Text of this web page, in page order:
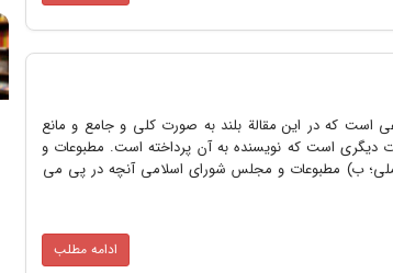
است که در این مقالة بلند به صورت کلی و جامع و مانع
است که نویسنده به آن پرداخته است. مطبوعات و
ب) مطبوعات و مجلس شورای اسلامی آنچه در پی می
ادامه مطلب